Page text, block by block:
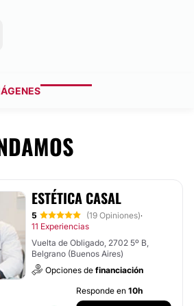
ESTÉTICA CASAL
5 (19 Opiniones)·
11 Experiencias
Vuelta de Obligado, 2702 5º B,
Belgrano (Buenos Aires)
Opciones de financiación
Responde en 10h